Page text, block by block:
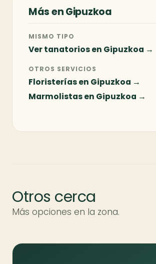
Más en Gipuzkoa
MISMO TIPO
Ver tanatorios en Gipuzkoa →
OTROS SERVICIOS
Floristerías en Gipuzkoa →
Marmolistas en Gipuzkoa →
Otros cerca
Más opciones en la zona.